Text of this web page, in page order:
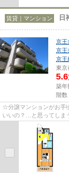
賃貸｜マンション 日
京王
京王
京王
東京
5.6
築年
階数
☆分譲マンションがお手
いいの？…と思ってしま
はオートロックで守られ